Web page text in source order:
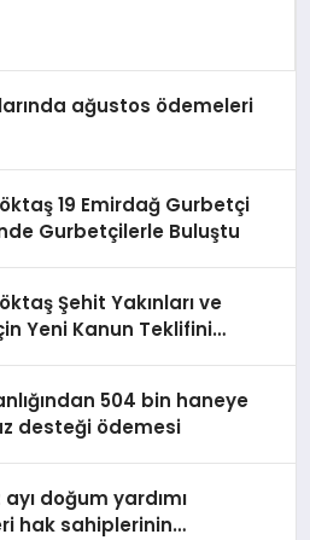
ağustos ödemeleri
19 Emirdağ Gurbetçi
Gurbetçilerle Buluştu
Şehit Yakınları ve
Yeni Kanun Teklifini
504 bin haneye
desteği ödemesi
doğum yardımı
hak sahiplerinin